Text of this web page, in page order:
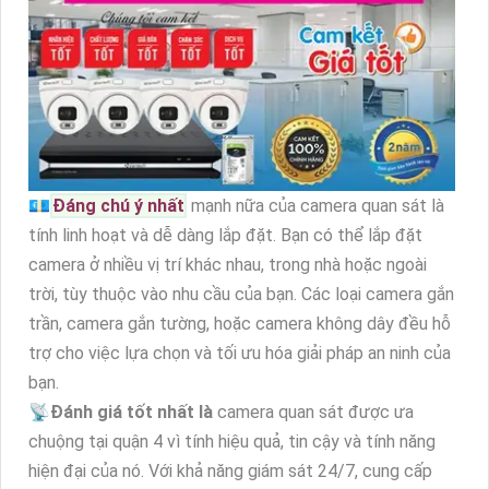
💶 Đáng chú ý nhất mạnh nữa của camera quan sát là
tính linh hoạt và dễ dàng lắp đặt. Bạn có thể lắp đặt
camera ở nhiều vị trí khác nhau, trong nhà hoặc ngoài
trời, tùy thuộc vào nhu cầu của bạn. Các loại camera gắn
trần, camera gắn tường, hoặc camera không dây đều hỗ
trợ cho việc lựa chọn và tối ưu hóa giải pháp an ninh của
bạn.
📡Đánh giá tốt nhất là camera quan sát được ưa
chuộng tại quận 4 vì tính hiệu quả, tin cậy và tính năng
hiện đại của nó. Với khả năng giám sát 24/7, cung cấp